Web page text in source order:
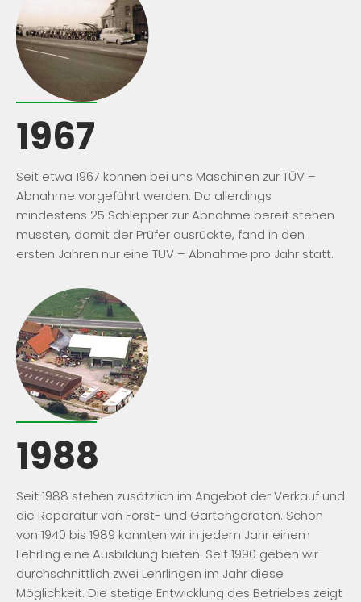
1967
Seit etwa 1967 können bei uns Maschinen zur TÜV –
Abnahme vorgeführt werden. Da allerdings
mindestens 25 Schlepper zur Abnahme bereit stehen
mussten, damit der Prüfer ausrückte, fand in den
ersten Jahren nur eine TÜV – Abnahme pro Jahr statt.
1988
Seit 1988 stehen zusätzlich im Angebot der Verkauf und
die Reparatur von Forst- und Gartengeräten. Schon
von 1940 bis 1989 konnten wir in jedem Jahr einem
Lehrling eine Ausbildung bieten. Seit 1990 geben wir
durchschnittlich zwei Lehrlingen im Jahr diese
Möglichkeit. Die stetige Entwicklung des Betriebes zeigt